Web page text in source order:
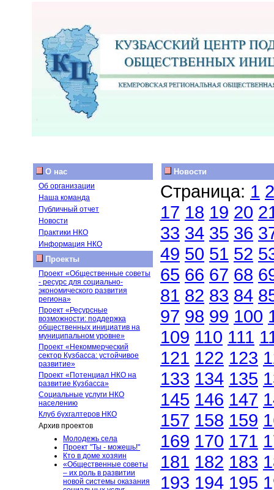
О нас
Об организации
Наша команда
Публичный отчет
Новости
Практики НКО
Информация НКО
Проекты
Проект «Общественные советы
- ресурс для социально-
экономического развития
региона»
Проект «Ресурсные
возможности: поддержка
общественных инициатив на
муниципальном уровне»
Проект «Некоммерческий
сектор Кузбасса: устойчивое
развитие»
Проект «Потенциал НКО на
развитие Кузбасса»
Социальные услуги НКО
населению
Клуб бухгалтеров НКО
Архив проектов
Молодежь села
Проект "Ты - можешь!"
Кто в доме хозяин
«Общественные советы
– их роль в развитии
новой системы оказания
Новости
Страница: 1 2
17 18 19 20
33 34 35 36
49 50 51 52
65 66 67 68
81 82 83 84
97 98 99 100
109 110 111
121 122 123
133 134 135
145 146 147
157 158 159
169 170 171
181 182 183
193 194 195